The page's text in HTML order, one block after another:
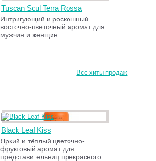
Tuscan Soul Terra Rossa
Интригующий и роскошный
восточно-цветочный аромат для
мужчин и женщин.
Все хиты продаж
Black Leaf Kiss
Яркий и тёплый цветочно-
фруктовый аромат для
представительниц прекрасного